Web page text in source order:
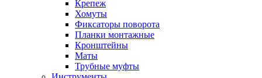
Крепеж
Хомуты
Фиксаторы поворота
Планки монтажные
Кронштейны
Маты
Трубные муфты